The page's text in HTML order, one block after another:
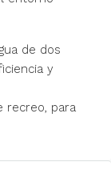
de dos
y
recreo, para